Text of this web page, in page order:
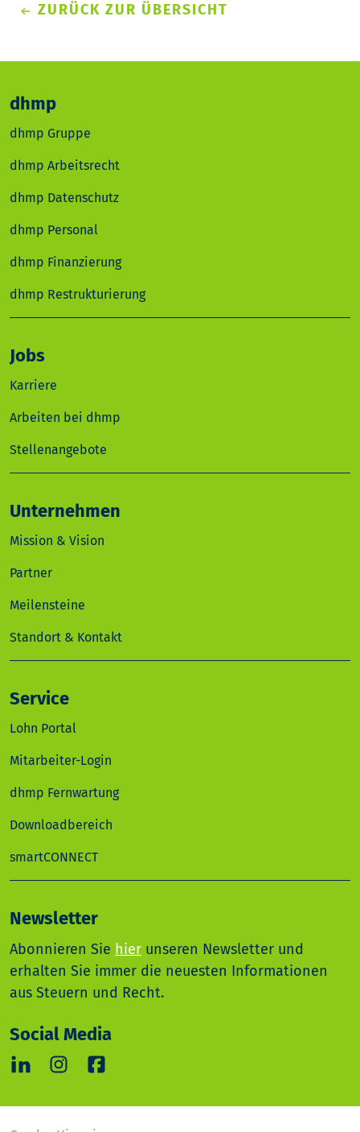
ZURÜCK ZUR ÜBERSICHT
dhmp
dhmp Gruppe
dhmp Arbeitsrecht
dhmp Datenschutz
dhmp Personal
dhmp Finanzierung
dhmp Restrukturierung
Jobs
Karriere
Arbeiten bei dhmp
Stellenangebote
Unternehmen
Mission & Vision
Partner
Meilensteine
Standort & Kontakt
Service
Lohn Portal
Mitarbeiter-Login
dhmp Fernwartung
Downloadbereich
smartCONNECT
Newsletter
Abonnieren Sie hier unseren Newsletter und
erhalten Sie immer die neuesten Informationen
aus Steuern und Recht.
Social Media